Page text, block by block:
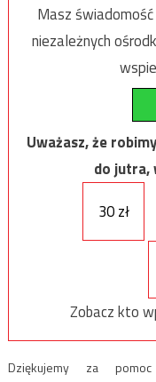
Masz
niezależnych
Uważasz, że
do jutra,
30 zł
Zobacz kto
Dziękujemy za